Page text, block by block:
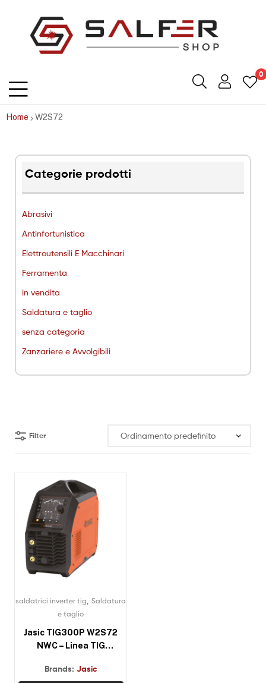
0
Home W2S72
Categorie prodotti
Abrasivi
Antinfortunistica
Elettroutensili E Macchinari
Ferramenta
in vendita
Saldatura e taglio
senza categoria
Zanzariere e Avvolgibili
Filter
saldatrici inverter tig Saldatura
e taglio
Jasic TIG300P W2S72
NWC – Linea TIG
Brands: Jasic